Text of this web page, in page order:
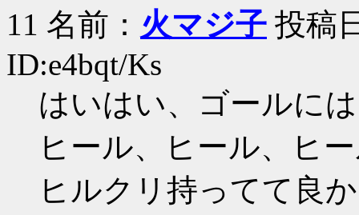
11 名前： 火マジ子 投稿
ID:e4bqt/Ks
はいはい、ゴールに
ヒール、ヒール、ヒ
ヒルクリ持ってて良